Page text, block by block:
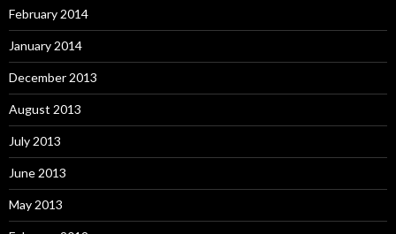
February 2014
January 2014
December 2013
August 2013
July 2013
June 2013
May 2013